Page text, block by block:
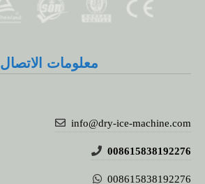
معلومات الاتصال
info@dry-ice-machine.com
008615838192276
008615838192276